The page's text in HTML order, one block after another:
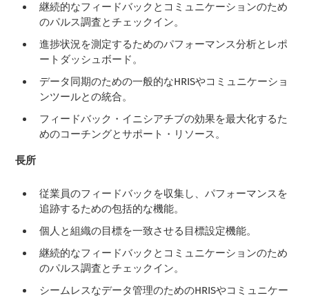
継続的なフィードバックとコミュニケーションのため
のパルス調査とチェックイン。
進捗状況を測定するためのパフォーマンス分析とレポ
ートダッシュボード。
データ同期のための一般的なHRISやコミュニケーショ
ンツールとの統合。
フィードバック・イニシアチブの効果を最大化するた
めのコーチングとサポート・リソース。
長所
従業員のフィードバックを収集し、パフォーマンスを
追跡するための包括的な機能。
個人と組織の目標を一致させる目標設定機能。
継続的なフィードバックとコミュニケーションのため
のパルス調査とチェックイン。
シームレスなデータ管理のためのHRISやコミュニケー